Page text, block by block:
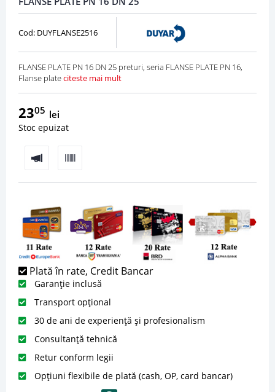
Cod: DUYFLANSE2516
FLANSE PLATE PN 16 DN 25 preturi, seria FLANSE PLATE PN 16,
Flanse plateciteste mai mult
2305 lei
Stoc epuizat
Plată în rate, Credit Bancar
Garanție inclusă
Transport opțional
30 de ani de experiență și profesionalism
Consultanță tehnică
Retur conform legii
Opțiuni flexibile de plată (cash, OP, card bancar)